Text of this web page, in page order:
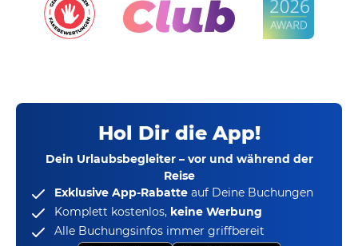
Hol Dir die App!
Dein Urlaubsbegleiter – vor und während der
Reise
Exklusive App-Rabatte auf Deine Buchungen
Komplett kostenlos, keine Werbung
Alle Buchungsinfos immer griffbereit